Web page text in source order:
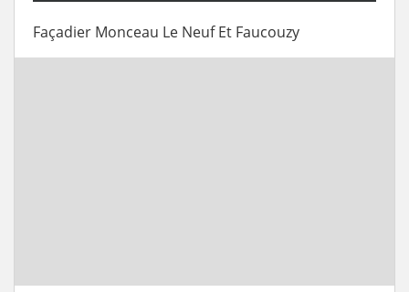
Façadier Monceau Le Neuf Et Faucouzy